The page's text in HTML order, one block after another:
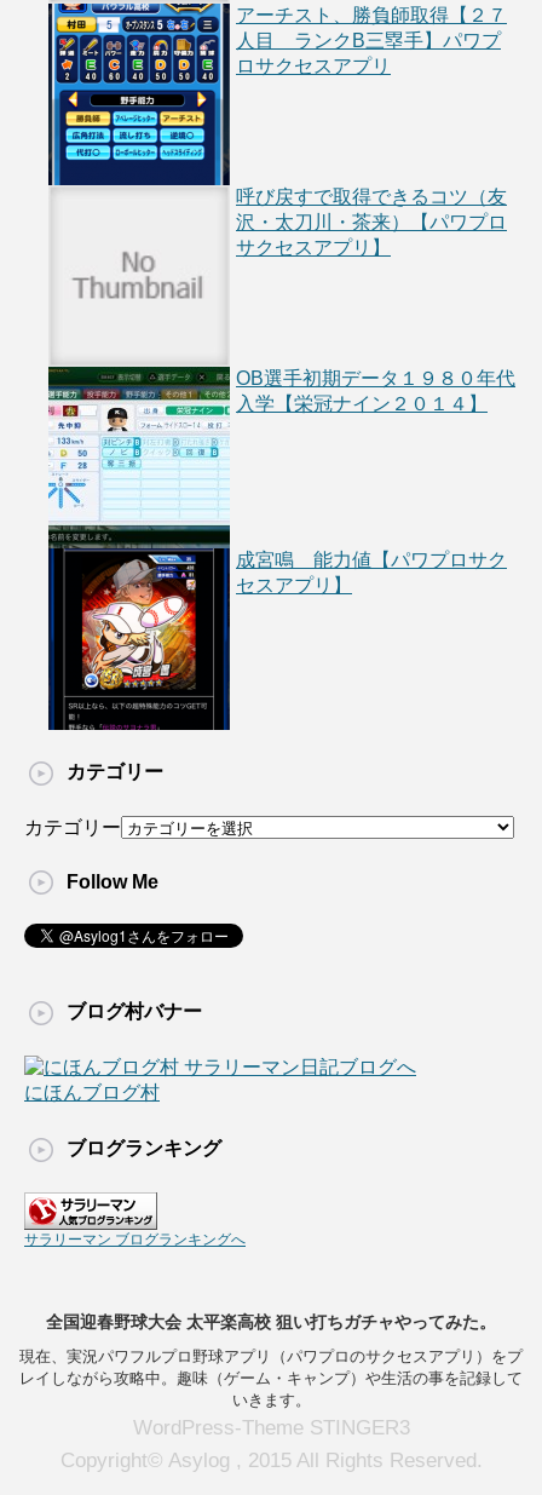
アーチスト、勝負師取得【２７
人目 ランクB三塁手】パワプ
ロサクセスアプリ
呼び戻すで取得できるコツ（友
沢・太刀川・茶来）【パワプロ
サクセスアプリ】
OB選手初期データ１９８０年代
入学【栄冠ナイン２０１４】
成宮鳴 能力値【パワプロサク
セスアプリ】
カテゴリー
カテゴリー
Follow Me
ブログ村バナー
にほんブログ村
ブログランキング
サラリーマン ブログランキングへ
全国迎春野球大会 太平楽高校 狙い打ちガチャやってみた。
現在、実況パワフルプロ野球アプリ（パワプロのサクセスアプリ）をプ
レイしながら攻略中。趣味（ゲーム・キャンプ）や生活の事を記録して
いきます。
WordPress-Theme STINGER3
Copyright© Asylog , 2015 All Rights Reserved.